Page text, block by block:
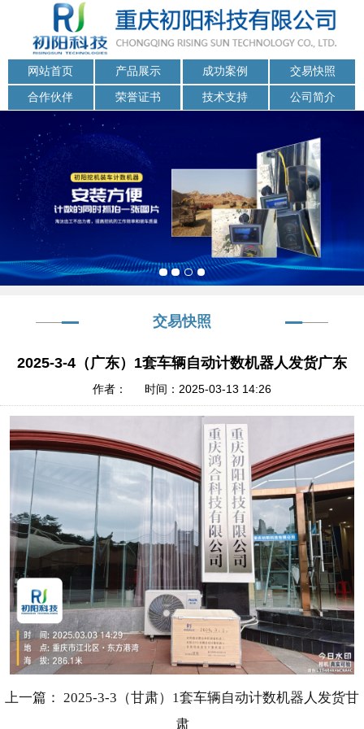
网站首页 产品展示 成功案例 交易快照
合作伙伴 荣誉证书 技术支持 公司简介
交易快照
2025-3-4（广东）1套车辆自动计数机器人发货广东
作者： 时间：2025-03-13 14:26
上一篇： 2025-3-3（甘肃）1套车辆自动计数机器人发货甘
肃